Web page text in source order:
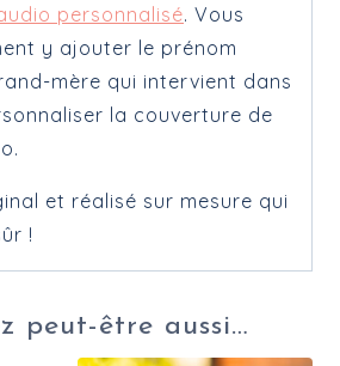
personnalisé. Vous
y ajouter le prénom
mère qui intervient dans
la couverture de
et réalisé sur mesure qui
!
peut-être aussi…